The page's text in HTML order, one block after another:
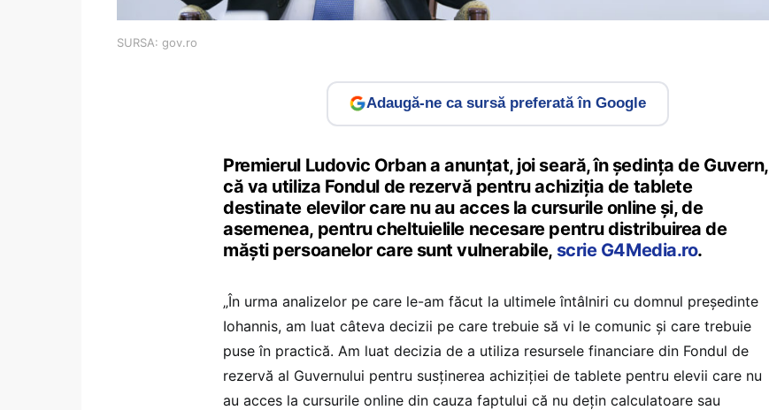
SURSA: gov.ro
Adaugă-ne ca sursă preferată în Google
Premierul Ludovic Orban a anunțat, joi seară, în ședința de Guvern,
că va utiliza Fondul de rezervă pentru achiziţia de tablete
destinate elevilor care nu au acces la cursurile online şi, de
asemenea, pentru cheltuielile necesare pentru distribuirea de
măşti persoanelor care sunt vulnerabile, scrie G4Media.ro.
„În urma analizelor pe care le-am făcut la ultimele întâlniri cu domnul preşedinte
Iohannis, am luat câteva decizii pe care trebuie să vi le comunic şi care trebuie
puse în practică. Am luat decizia de a utiliza resursele financiare din Fondul de
rezervă al Guvernului pentru susţinerea achiziţiei de tablete pentru elevii care nu
au acces la cursurile online din cauza faptului că nu deţin calculatoare sau